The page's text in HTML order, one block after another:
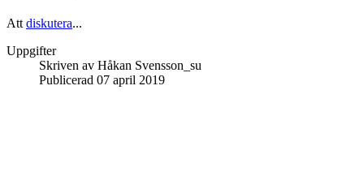
Att diskutera...
Uppgifter
Skriven av Håkan Svensson_su
Publicerad 07 april 2019